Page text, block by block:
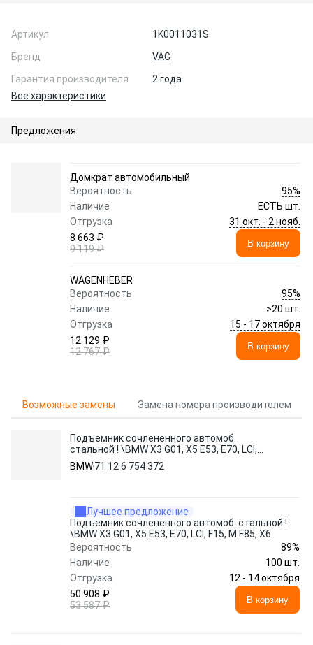
Артикул
1K0011031S
Бренд
VAG
Гарантия производителя
2 года
Все характеристики
Предложения
Домкрат автомобильный
Вероятность
95%
Наличие
ЕСТЬ шт.
Отгрузка
31 окт. - 2 нояб.
8 663 ₽
9 119 ₽
В корзину
WAGENHEBER
Вероятность
95%
Наличие
>20 шт.
Отгрузка
15 - 17 октября
12 129 ₽
12 767 ₽
В корзину
Возможные замены Замена номера производителем
Подъемник сочлененного автомоб.
стальной ! \BMW X3 G01, X5 E53, E70, LCI,
F15, M F85, X6
BMW71 12 6 754 372
Лучшее предложение
Подъемник сочлененного автомоб. стальной !
\BMW X3 G01, X5 E53, E70, LCI, F15, M F85, X6
Вероятность
89%
Наличие
100 шт.
Отгрузка
12 - 14 октября
50 908 ₽
53 587 ₽
В корзину